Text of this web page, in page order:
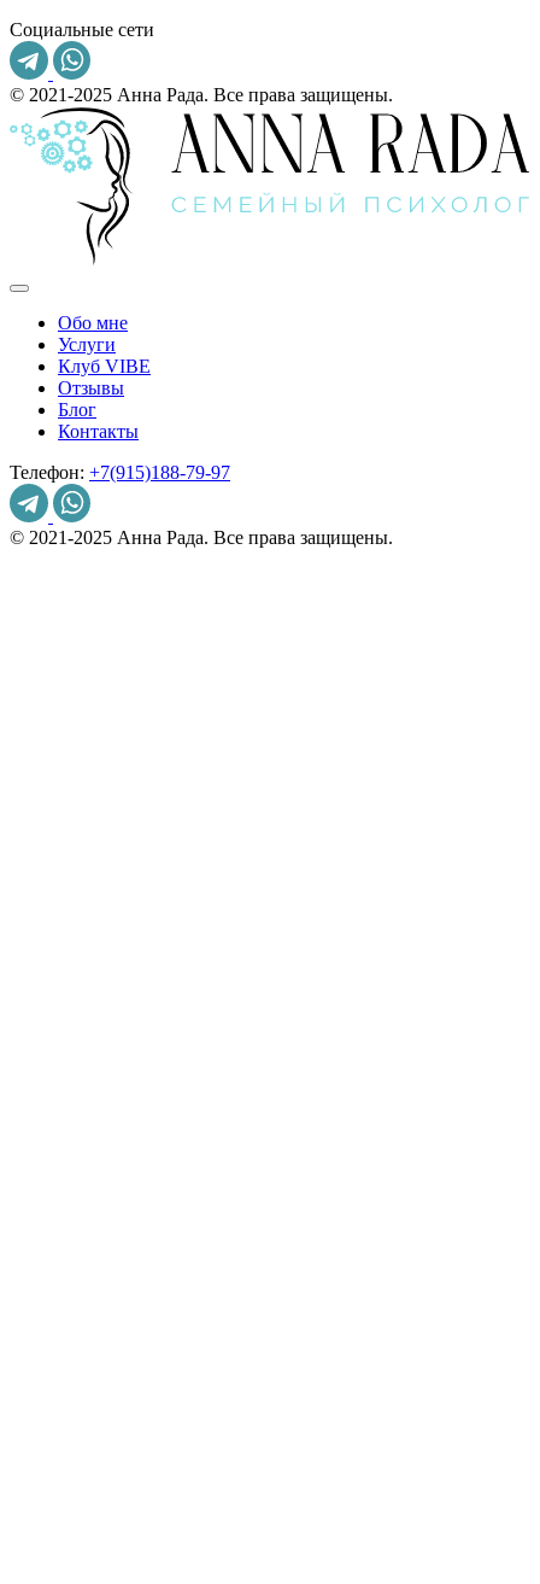
Социальные сети
© 2021-2025 Анна Рада. Все права защищены.
Обо мне
Услуги
Клуб VIBE
Отзывы
Блог
Контакты
Телефон: +7(915)188-79-97
© 2021-2025 Анна Рада. Все права защищены.